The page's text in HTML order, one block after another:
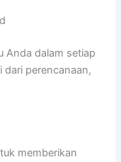
Anda dalam setiap
dari perencanaan,
memberikan